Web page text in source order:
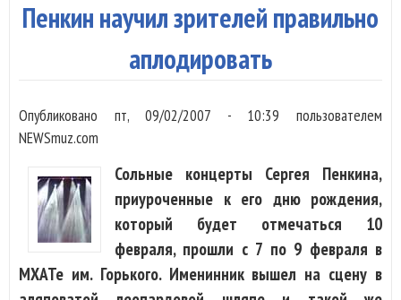
Пенкин научил зрителей правильно
аплодировать
Опубликовано пт, 09/02/2007 - 10:39 пользователем
NEWSmuz.com
Сольные концерты Сергея Пенкина,
приуроченные к его дню рождения,
который будет отмечаться 10
февраля, прошли с 7 по 9 февраля в
МХАТе им. Горького. Именинник вышел на сцену в